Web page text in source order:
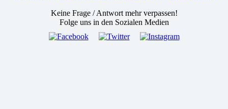
Keine Frage / Antwort mehr verpassen!
Folge uns in den Sozialen Medien